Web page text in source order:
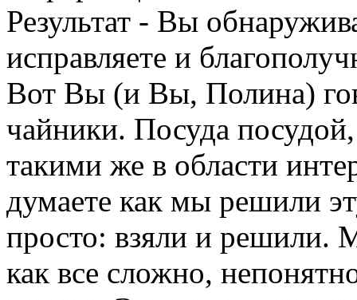
Результат - Вы
исправляете и
Вот Вы (и Вы, Полина)
чайники. Посуда
такими же в области
думаете как мы решили
просто: взяли и решили.
как все сложно,